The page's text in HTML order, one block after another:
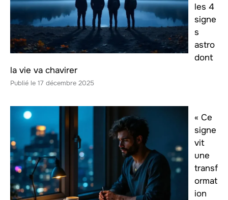
les 4
signe
s
astro
dont
la vie va chavirer
17 décembre 2025
« Ce
signe
vit
une
transf
ormat
ion